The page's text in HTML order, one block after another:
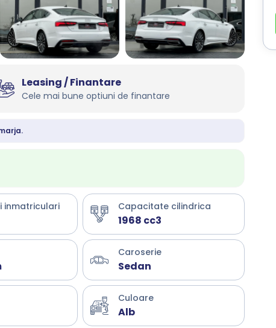
Leasing / Finantare
Cele mai bune optiuni de finantare
inmatriculari Capacitate cilindrica
1968 cc3
Caroserie
Sedan
Culoare
Alb